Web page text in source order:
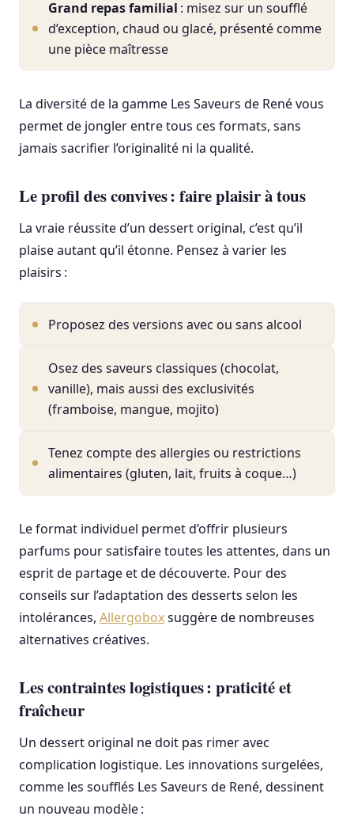
Grand repas familial : misez sur un soufflé
d’exception, chaud ou glacé, présenté comme
une pièce maîtresse
La diversité de la gamme Les Saveurs de René vous
permet de jongler entre tous ces formats, sans
jamais sacrifier l’originalité ni la qualité.
Le profil des convives : faire plaisir à tous
La vraie réussite d’un dessert original, c’est qu’il
plaise autant qu’il étonne. Pensez à varier les
plaisirs :
Proposez des versions avec ou sans alcool
Osez des saveurs classiques (chocolat,
vanille), mais aussi des exclusivités
(framboise, mangue, mojito)
Tenez compte des allergies ou restrictions
alimentaires (gluten, lait, fruits à coque…)
Le format individuel permet d’offrir plusieurs
parfums pour satisfaire toutes les attentes, dans un
esprit de partage et de découverte. Pour des
conseils sur l’adaptation des desserts selon les
intolérances, Allergoboxsuggère de nombreuses
alternatives créatives.
Les contraintes logistiques : praticité et
fraîcheur
Un dessert original ne doit pas rimer avec
complication logistique. Les innovations surgelées,
comme les soufflés Les Saveurs de René, dessinent
un nouveau modèle :